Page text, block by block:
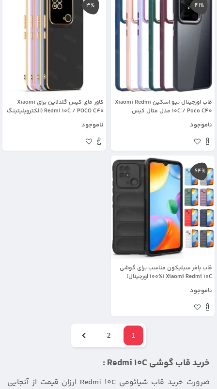
41%
قاب اورجینال نیو اسکین Xiaomi Redmi
10C / Poco C40 مدل متال کیس
ناموجود
3%
کاور مای کیس گلدلاین برای Xiaomi
Redmi 10C / POCO C40 (الکتروپلیتینگ
ناموجود
64%
قاب پافر سیلیکون مناسب برای گوشی
Xiaomi Redmi 10C (100% اورجینال)
ناموجود
1
2
خرید قاب گوشی Redmi 10C :
ضرورت خرید قاب شیائومی Redmi 10C ارزان قیمت از آنجایی